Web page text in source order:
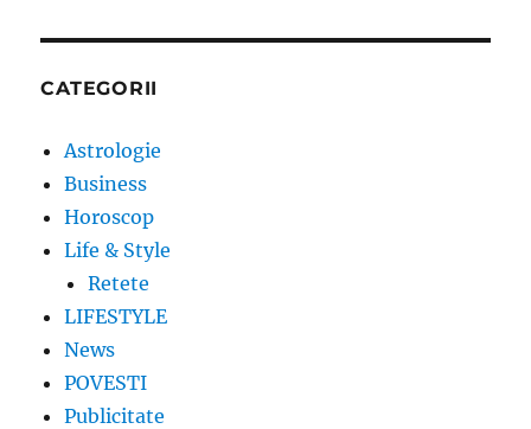
CATEGORII
Astrologie
Business
Horoscop
Life & Style
Retete
LIFESTYLE
News
POVESTI
Publicitate